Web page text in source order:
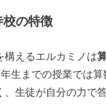
校の特徴
構えるエルカミノは
生までの授業では算
、生徒が自分の力で